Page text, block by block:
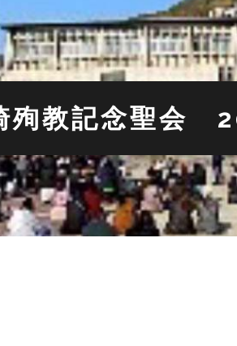
殉教記念聖会